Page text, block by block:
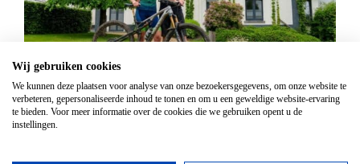
Mountainbike Chouffe route 18 km
Vanaf€34,95
Huur een mountainbike voor een halve dag en fiets
Wij gebruiken cookies
We kunnen deze plaatsen voor analyse van onze bezoekersgegevens, om onze website te
verbeteren, gepersonaliseerde inhoud te tonen en om u een geweldige website-ervaring
te bieden. Voor meer informatie over de cookies die we gebruiken opent u de
instellingen.